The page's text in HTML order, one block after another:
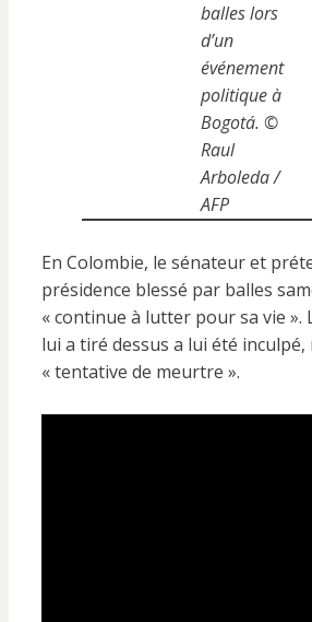
balles lors
d’un
événement
politique à
Bogotá. ©
Raul
Arboleda /
AFP
En Colombie, le sénateur et
présidence blessé par balles
« continue à lutter pour sa vie ».
lui a tiré dessus a lui été inculpé,
« tentative de meurtre ».